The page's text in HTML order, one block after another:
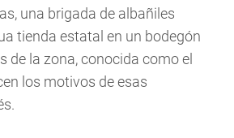
una brigada de albañiles
tienda estatal en un bodegón
de la zona, conocida como el
los motivos de esas